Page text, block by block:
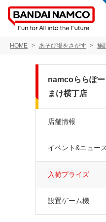
HOME あそび場をさがす 施
namcoららぽ
まけ横丁店
店舗情報
イベント&ニュース
入荷プライズ
設置ゲーム機